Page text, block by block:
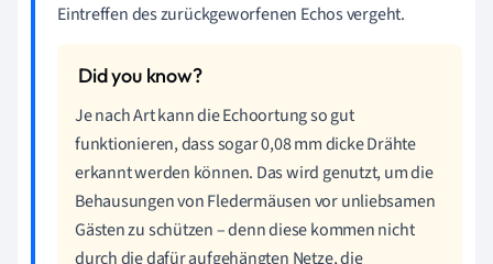
Eintreffen des zurückgeworfenen Echos vergeht.
Je nach Art kann die Echoortung so gut
funktionieren, dass sogar 0,08 mm dicke Drähte
erkannt werden können. Das wird genutzt, um die
Behausungen von Fledermäusen vor unliebsamen
Gästen zu schützen – denn diese kommen nicht
durch die dafür aufgehängten Netze, die